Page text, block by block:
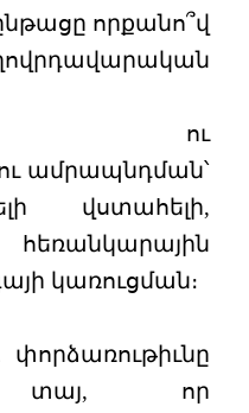
որքանո՞վ
ու
ամրապնդման՝
վստահելի,
կառուցման։
տայ, որ